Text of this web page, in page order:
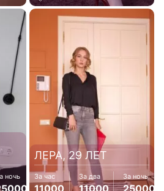
ночь
ЛЕРА, 29 ЛЕТ
За час За два За ночь